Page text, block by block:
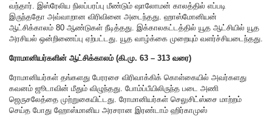
வந்தார். இஸ்ரேலிய நிலப்பரப்பு மீண்டும் ஷாலோமன் காலத்தில் எப்படி
இருந்ததோ அவ்வாறான விரிவினை அடைந்தது. ஹாஸ்மோனியன்
ஆட்சிக்காலம் 80 ஆண்டுகள் நீடித்தது. இக்காலகட்டத்தில் யூத ஆட்சியில் யூத
அரசியல் ஒன்றிணைப்பு ஏற்பட்டது. யூத வாழ்க்கை முறையும் வளர்ச்சியடைந்தது.
ரோமானியர்களின் ஆட்சிக்காலம் (கி.மு. 63 – 313 வரை)
ரோமானியர்கள் தங்களது பேரரசை விரிவாக்கிக் கொள்கையில் அவர்களது
கவனம் ஜூடாவின் மீதும் விழுந்தது. போம்ப்பீயிலிருந்த படை அணி
ஜெருசலேத்தை முற்றுகையிட்டது. ரோமானியர்கள் செலுசிட்ஸ்சை மாற்றம்
செய்த போது ஹோஸ்மானிய அரசரான இரண்டாம் ஹிர்காமுஸ்